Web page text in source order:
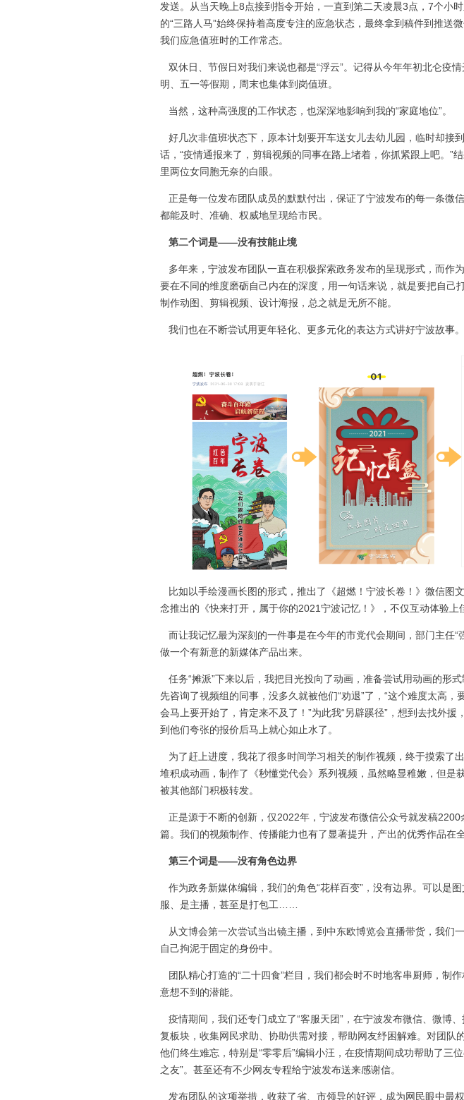
发送。从当天晚上8点接到指令开始，一直到第二天凌晨3点，7个小
的“三路人马”始终保持着高度专注的应急状态，最终拿到稿件到推送
我们应急值班时的工作常态。
双休日、节假日对我们来说也都是“浮云”。记得从今年年初北仑疫
明、五一等假期，周末也集体到岗值班。
当然，这种高强度的工作状态，也深深地影响到我的“家庭地位”。
好几次非值班状态下，原本计划要开车送女儿去幼儿园，临时却接
话，“疫情通报来了，剪辑视频的同事在路上堵着，你抓紧跟上吧。”
里两位女同胞无奈的白眼。
正是每一位发布团队成员的默默付出，保证了宁波发布的每一条微
都能及时、准确、权威地呈现给市民。
第二个词是——没有技能止境
多年来，宁波发布团队一直在积极探索政务发布的呈现形式，而作
要在不同的维度磨砺自己内在的深度，用一句话来说，就是要把自己
制作动图、剪辑视频、设计海报，总之就是无所不能。
我们也在不断尝试用更年轻化、更多元化的表达方式讲好宁波故事。
比如以手绘漫画长图的形式，推出了《超燃！宁波长卷！》微信图
念推出的《快来打开，属于你的2021宁波记忆！》，不仅互动体验上
而让我记忆最为深刻的一件事是在今年的市党代会期间，部门主任“
做一个有新意的新媒体产品出来。
任务“摊派”下来以后，我把目光投向了动画，准备尝试用动画的形
先咨询了视频组的同事，没多久就被他们“劝退”了，“这个难度太高，
会马上要开始了，肯定来不及了！”为此我“另辟蹊径”，想到去找外援
到他们夸张的报价后马上就心如止水了。
为了赶上进度，我花了很多时间学习相关的制作视频，终于摸索了
堆积成动画，制作了《秒懂党代会》系列视频，虽然略显稚嫩，但是
被其他部门积极转发。
正是源于不断的创新，仅2022年，宁波发布微信公众号就发稿2200
篇。我们的视频制作、传播能力也有了显著提升，产出的优秀作品在
第三个词是——没有角色边界
作为政务新媒体编辑，我们的角色“花样百变”，没有边界。可以是
服、是主播，甚至是打包工……
从文博会第一次尝试当出镜主播，到中东欧博览会直播带货，我们
自己拘泥于固定的身份中。
团队精心打造的“二十四食”栏目，我们都会时不时地客串厨师，制
意想不到的潜能。
疫情期间，我们还专门成立了“客服天团”，在宁波发布微信、微博
复板块，收集网民求助、协助供需对接，帮助网友纾困解难。对团队
他们终生难忘，特别是“零零后”编辑小汪，在疫情期间成功帮助了三
之友”。甚至还有不少网友专程给宁波发布送来感谢信。
发布团队的这项举措，收获了省、市领导的好评，成为网民眼中最